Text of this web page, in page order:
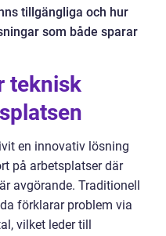
tillgängliga och hur
som både sparar
teknisk
en innovativ lösning
på arbetsplatser där
avgörande. Traditionell
förklarar problem via
vilket leder till